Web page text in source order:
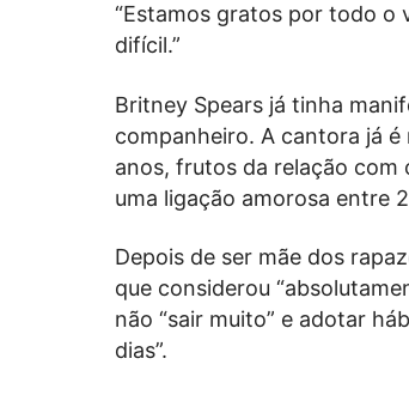
“Estamos gratos por todo o
difícil.”
Britney Spears já tinha
companheiro. A cantora já é
anos, frutos da relação com
uma ligação amorosa entre
Depois de ser mãe dos
que considerou
não “sair muito” e adotar
dias”.